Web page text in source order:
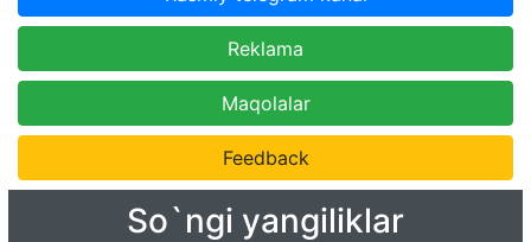
Reklama
Maqolalar
Feedback
So`ngi yangiliklar